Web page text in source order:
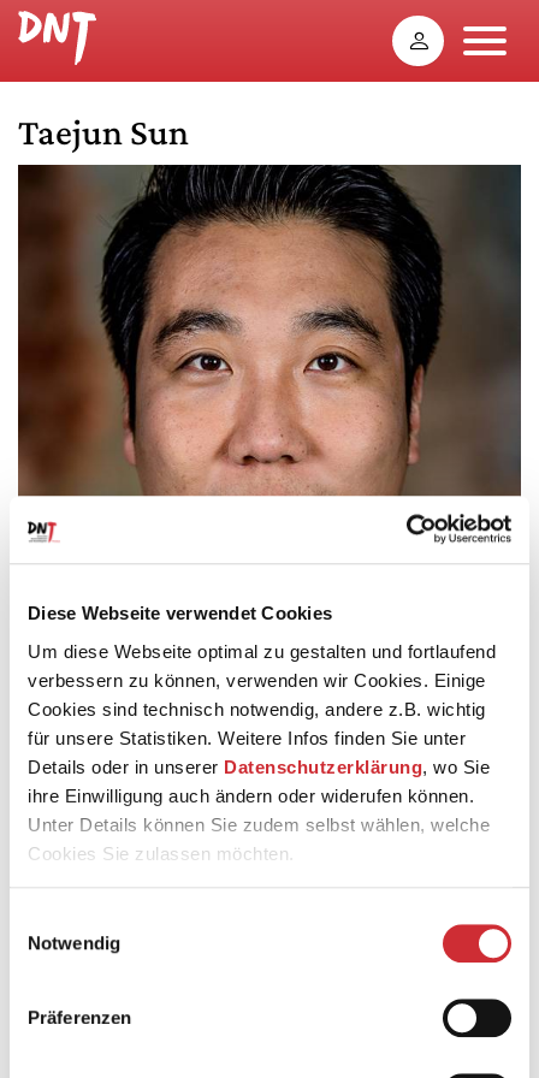
Diese Webseite verwendet Cookies
Um diese Webseite optimal zu gestalten und fortlaufend
verbessern zu können, verwenden wir Cookies. Einige
Cookies sind technisch notwendig, andere z.B. wichtig
für unsere Statistiken. Weitere Infos finden Sie unter
Details oder in unserer Datenschutzerklärung, wo Sie
ihre Einwilligung auch ändern oder widerufen können.
Unter Details können Sie zudem selbst wählen, welche
Cookies Sie zulassen möchten.
Notwendig
Präferenzen
Taejun Sun
Taejun Sun wurde in Seoul (Südkorea) geboren und
studierte dort Gesang an der Seoul National Universität.
Der Tenor studierte an der Hochschule für Musik und
Tanz Köln bei Mario Hoff als Masterstudent und
anschließend mit dem Konzertexamen. Zahlreiche
Meisterkurse ergänzen seine Ausbildung. In Deutschland
trat er mit dem Beethoven Orchester Bonn, in der Kölner
Philharmonie in verschiedenen Produktionen der
Hochschule für Musik und Tanz Köln auf. Unter anderem
war er als Solo-Tenor in Bruckners Messe f-Moll in
Ravensburg und in Beethovens 9. Symphonie in der
Ab der Spielzeit 2014/15 war er zwei Jahre lang Mitglied
des Internationalen Opernstudios Köln, wo er etwa als